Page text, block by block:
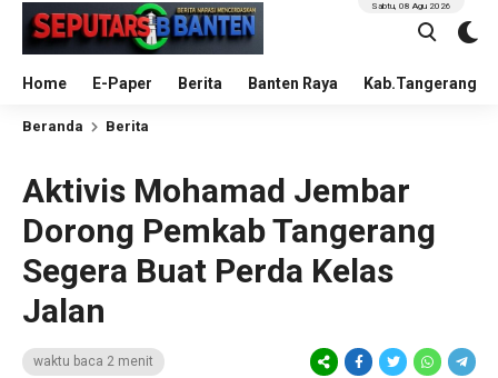
Home E-Paper Berita Banten Raya Kab.Tangerang
Sabtu, 08 Agu 2026
Beranda Berita
Aktivis Mohamad Jembar
Dorong Pemkab Tangerang
Segera Buat Perda Kelas
Jalan
waktu baca 2 menit